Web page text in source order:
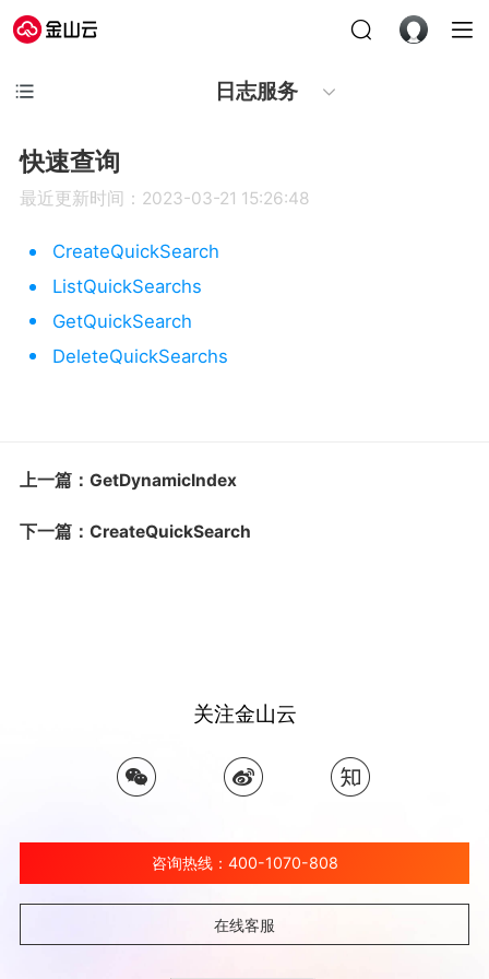
日志服务
快速查询
最近更新时间：2023-03-21 15:26:48
CreateQuickSearch
ListQuickSearchs
GetQuickSearch
DeleteQuickSearchs
上一篇：GetDynamicIndex
下一篇：CreateQuickSearch
关注金山云
咨询热线：400-1070-808
在线客服